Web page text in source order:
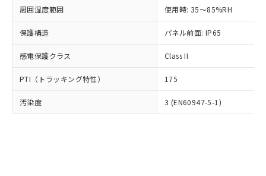
周囲湿度範囲 使用時: 35～85%RH
保護構造 パネル前面: IP65
感電保護クラス Class II
PTI（トラッキング特性） 175
汚染度 3 (EN60947-5-1)
覧された時点での実際の在庫および標
準価格とは異なる場合があることをご
正式な納期状況および標準価格はお客
様のお取引先、またはお客様担当のオ
ムロン制御機器販売店・当社販売員に
ご相談ください。
オムロン制御機器販売店や当社販売拠
」をご確認
ミウム(Cd) 100ppm以下、
六価クロム(Cr(Ⅵ)) 1000ppm以下、ポリ臭化ビフェニル
類(PBB) 1000ppm以下、ポリ臭化ジフェニルエーテル類
(PBDE) 1000ppm以下、フタル酸ビス(2-エチルヘキシ
（DBP） 1000ppm以下、フタル酸ジイソブチル
但し、RoHS指令で産業用監視および制御機器に対する
適用除外項目は除く。
図的な使用がないことを確認しています。
Pb(鉛) :1000ppm、 Hg(水銀) : 1000ppm、 Cd(カドミウ
ム) : 100ppm、
ニル類) : 1000ppm、 PBDEs(ポリ臭化ジフェニルエーテ
DBP(フタル酸ジブチル) : 1000ppm、 DIBP(フタル酸ジ
イソブチル) : 1000ppm、 BBP(フタル酸ブチルベンジ
DEHP(フタル酸ビス(2-エチルヘキシル)) : 1000ppm
※2 環境保護使用期限
可)を取得するなどの必要な手続きを
当社は規制貨物を破棄する場合は、完
全に破砕するなど、違法に輸出されな
いよう必要な手段を講じます。
当社は貴社製品を、核兵器、ミサイ
ル、化学兵器、生物兵器またはその他
武器並びにこれらの製造装置等に一切
使用いたしません。
号
一定数以上の在庫あり
△
在庫なし(最新の在庫状況につ
いては、お客様のお取引先、ま
たはお客様担当のオムロン制御